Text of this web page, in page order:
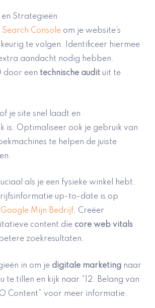
en Strategieën
Console om je website’s
te volgen. Identificeer hiermee
aandacht nodig hebben.
door een technische audit uit te
je site snel laadt en
is. Optimaliseer ook je gebruik van
te helpen de juiste
als je een fysieke winkel hebt.
up-to-date is op
Google Mijn Bedrijf. Creëer
content die core web vitals
zoekresultaten.
in om je digitale marketing naar
te tillen en kijk naar “12. Belang van
Content” voor meer informatie.